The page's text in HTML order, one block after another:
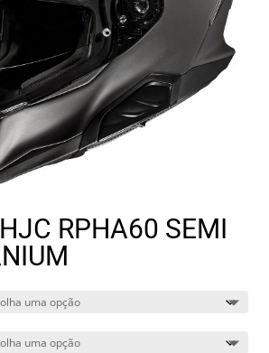
RPHA60 SEMI